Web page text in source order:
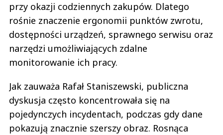
przy okazji codziennych zakupów. Dlatego
rośnie znaczenie ergonomii punktów zwrotu,
dostępności urządzeń, sprawnego serwisu oraz
narzędzi umożliwiających zdalne
monitorowanie ich pracy.
Jak zauważa Rafał Staniszewski, publiczna
dyskusja często koncentrowała się na
pojedynczych incydentach, podczas gdy dane
pokazują znacznie szerszy obraz. Rosnąca